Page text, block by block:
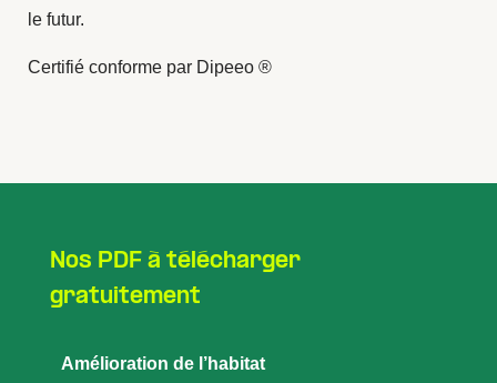
le futur.
Certifié conforme par Dipeeo ®
Nos PDF à télécharger
gratuitement
Amélioration de l’habitat